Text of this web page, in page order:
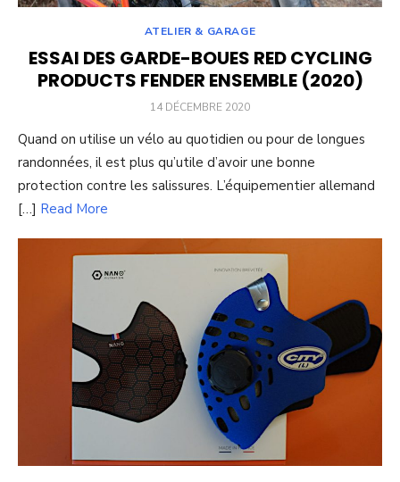
ATELIER & GARAGE
ESSAI DES GARDE-BOUES RED CYCLING
PRODUCTS FENDER ENSEMBLE (2020)
POSTED
14 DÉCEMBRE 2020
Quand on utilise un vélo au quotidien ou pour de longues
randonnées, il est plus qu’utile d’avoir une bonne
protection contre les salissures. L’équipementier allemand
[…] Read More